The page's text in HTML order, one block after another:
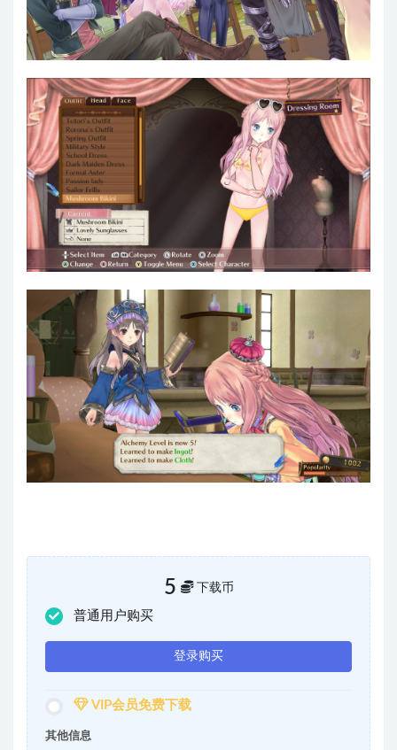
5 下载币
普通用户购买
登录购买
VIP会员免费下载
其他信息